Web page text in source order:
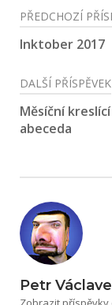
pro
PŘEDCHOZÍ
Inktober 2017
DALŠÍ PŘÍSPĚVEK
Měsíční
abeceda
Petr